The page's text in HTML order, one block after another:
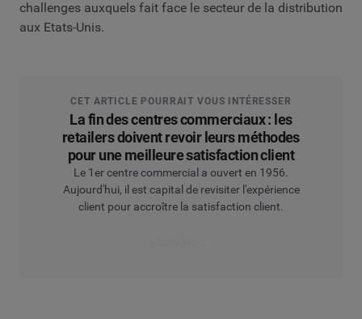
challenges auxquels fait face le secteur de la distribution
aux Etats-Unis.
CET ARTICLE POURRAIT VOUS INTÉRESSER
La fin des centres commerciaux : les
retailers doivent revoir leurs méthodes
pour une meilleure satisfaction client
Le 1er centre commercial a ouvert en 1956.
Aujourd'hui, il est capital de revisiter l'expérience
client pour accroître la satisfaction client.